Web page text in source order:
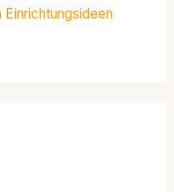
Einrichtungsideen